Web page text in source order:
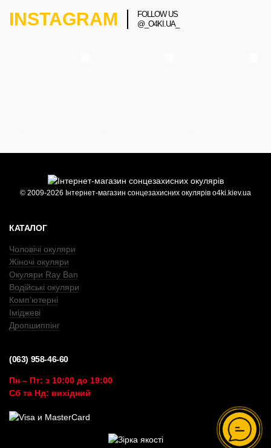
INSTAGRAM
FOLLOW US
@_O4KI.UA_
© 2009-2026 Інтернет-магазин сонцезахисних окулярів o4ki.kiev.ua
КАТАЛОГ
Чоловічі окуляри
Жіночі окуляри
Окуляри Ray Ban
Водійські окуляри
Комп’ютерні
Іміджеві
Дропшиппінг
(063) 958-46-60
Пн – Пт: з 10:00 до 19:00
Сб та Нд: вихідний